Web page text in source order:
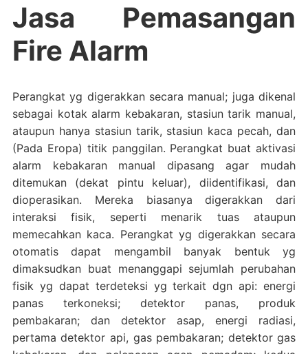
Jasa Pemasangan
Fire Alarm
Perangkat yg digerakkan secara manual; juga dikenal
sebagai kotak alarm kebakaran, stasiun tarik manual,
ataupun hanya stasiun tarik, stasiun kaca pecah, dan
(Pada Eropa) titik panggilan. Perangkat buat aktivasi
alarm kebakaran manual dipasang agar mudah
ditemukan (dekat pintu keluar), diidentifikasi, dan
dioperasikan. Mereka biasanya digerakkan dari
interaksi fisik, seperti menarik tuas ataupun
memecahkan kaca. Perangkat yg digerakkan secara
otomatis dapat mengambil banyak bentuk yg
dimaksudkan buat menanggapi sejumlah perubahan
fisik yg dapat terdeteksi yg terkait dgn api: energi
panas terkoneksi; detektor panas, produk
pembakaran; dan detektor asap, energi radiasi,
pertama detektor api, gas pembakaran; detektor gas